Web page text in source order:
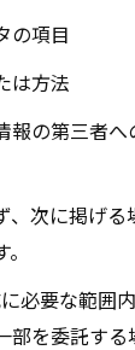
の項目
は方法
報の第三者へ
、次に掲げる
必要な範囲
部を委託する